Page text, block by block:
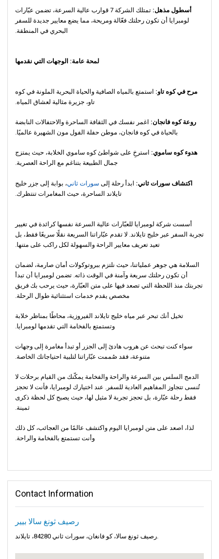
أسطول مذهل:
تمتلك الشركة 7 قوارب عالية السرعة، تضمن عبّارات
لومبرايا أن تكون رحلتك فعّالة ومريحة، مما يضع معايير جديدة للسفر
البحري في المنطقة.
لمحة عامة: الوجهات التي نقدمها
مرح في كوه تاو: استمتع بالمياه الصافية والحياة البحرية الملونة في كوه
تاو، جزيرة مثالية لعشاق المياه.
روعة كوه فانجان: اغمر نفسك في الثقافة الساحرة والاحتفالات النابضة
بالحياة في كوه فانجان، موطن حفلة الفول مون الشهيرة عالميًا.
هدوء كوه ساموي: استرخِ على شواطئ كوه ساموي الخلابة، حيث يمتزج
جمال الطبيعة بتناغم مع الراحة العصرية.
اكتشاف سورات ثاني: ابدأ رحلة إلى سورات ثاني، بوابة إلى جزر خليج
تايلاند الساحرة، حيث المغامرات تنتظرك.
أسست شركة لومبرايا للعبّارات عالية السرعة نفسها كرائدة في تغيير
تجربة السفر عبر خليج تايلاند. لا تقدم عبّاراتنا السريعة نقلًا سريعًا فقط، بل
تعيد تعريف معايير الراحة والسهولة لكل راكب على متنها.
السلامة هي جوهر عملياتنا، حيث نلتزم ببروتوكولات أمان صارمة، لضمان
أن تكون رحلتك سريعة وآمنة في الوقت ذاته. تضمن لومبرايا أن تبدأ
تجربتك منذ اللحظة التي تصعد فيها على متن العبّارة، حيث يرحب بك فريق
مخصص يقدم خدمات استثنائية طوال الرحلة.
تخيل أنك تبحر عبر مياه خليج تايلاند الفيروزية، محاطًا بمناظر خلابة
وتستمتع بالفخامة التي تقدمها لومبرايا.
سواء كنت تبحث عن هروب هادئ إلى الجزر أو تبدأ مغامرة إلى وجهات
متنوعة، فقد صُممت عبّاراتنا لتلبية احتياجاتك الخاصة.
الدمج السلس بين السرعة والراحة والفخامة يمكّنك من القيام برحلات لا
تُنسى تتجاوز المفاهيم العادية للسفر. عند اختيارك لومبرايا، فأنت لا تحجز
فقط رحلة عبّارة، بل تحجز تجربة لا مثيل لها، حيث يصبح كل لحظة ذكرى
ثمينة.
لذا، اصعد على متن لومبرايا اليوم واكتشف عالمًا من العجائب، كل ذلك
وأنت تستمتع بالفخامة والراحة.
Contact Information
رصيف ثونغ سالا بيير
رصيف ثونغ سالا، كو فانغان، سورات ثاني 84280، تايلاند.